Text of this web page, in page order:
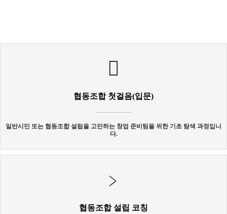
협동조합 첫걸음(입문)
일반시민 또는 협동조합 설립을 고민하는 창업 준비팀을 위한 기초 탐색 과정입니
다.
협동조합 설립 코칭